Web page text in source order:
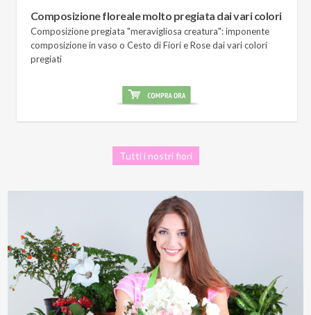
Composizione floreale molto pregiata dai vari colori
Composizione pregiata "meravigliosa creatura": imponente
composizione in vaso o Cesto di Fiori e Rose dai vari colori
pregiati
Tutti i nostri fiori